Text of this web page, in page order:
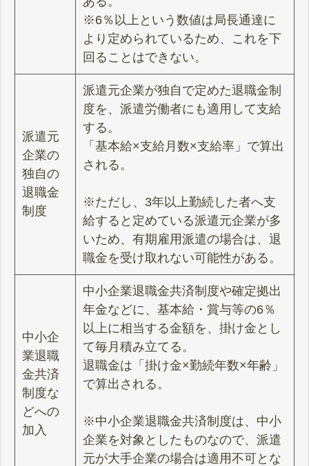
※6％以上という数値は局長通達に
より定められているため、これを下
回ることはできない。
派遣元
企業の
独自の
退職金
制度
派遣元企業が独自で定めた退職金制
度を、派遣労働者にも適用して支給
する。
「基本給×支給月数×支給率」で算出
される。
※ただし、3年以上勤続した者へ支
給すると定めている派遣元企業が多
いため、有期雇用派遣の場合は、退
職金を受け取れない可能性がある。
中小企
業退職
金共済
制度な
どへの
加入
中小企業退職金共済制度や確定拠出
年金などに、基本給・賞与等の6％
以上に相当する金額を、掛け金とし
て毎月積み立てる。
退職金は「掛け金×勤続年数×年齢」
で算出される。
※中小企業退職金共済制度は、中小
企業を対象としたものなので、派遣
元が大手企業の場合は適用不可とな